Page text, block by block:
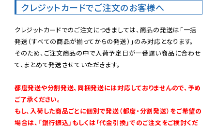
クレジットカードでご注文のお客様へ
クレジットカードでのご注文につきましては、商品の発送は「一括
発送（すべての商品が揃ってからの発送）」のみ対応となります。
そのため、ご注文商品の中で入荷予定日が一番遅い商品に合わせ
て、まとめて発送させていただきます。
都度発送や分割発送、同梱発送には対応しておりませんので、予め
ご了承ください。
もし、入荷した商品ごとに個別で発送（都度・分割発送）をご希望の
場合は、「銀行振込」もしくは「代金引換」でのご注文をご検討くだ